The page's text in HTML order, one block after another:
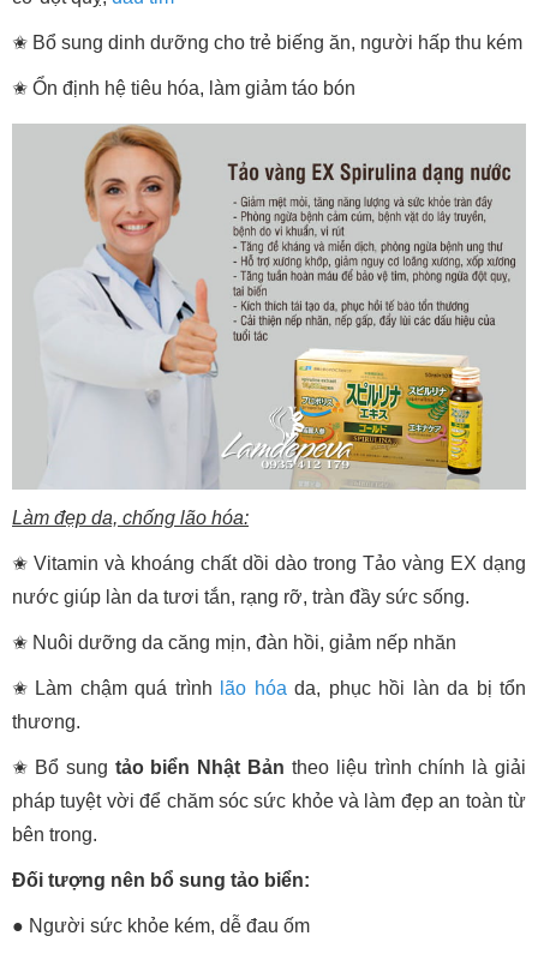
✬ Bổ sung dinh dưỡng cho trẻ biếng ăn, người hấp thu kém
✬ Ổn định hệ tiêu hóa, làm giảm táo bón
Làm đẹp da, chống lão hóa:
✬ Vitamin và khoáng chất dồi dào trong Tảo vàng EX dạng
nước giúp làn da tươi tắn, rạng rỡ, tràn đầy sức sống.
✬ Nuôi dưỡng da căng mịn, đàn hồi, giảm nếp nhăn
✬ Làm chậm quá trình lão hóada, phục hồi làn da bị tổn
thương.
✬ Bổ sung tảo biển Nhật Bản theo liệu trình chính là giải
pháp tuyệt vời để chăm sóc sức khỏe và làm đẹp an toàn từ
bên trong.
Đối tượng nên bổ sung tảo biển:
● Người sức khỏe kém, dễ đau ốm